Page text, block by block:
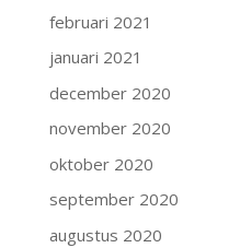
februari 2021
januari 2021
december 2020
november 2020
oktober 2020
september 2020
augustus 2020